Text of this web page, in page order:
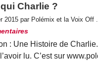
qui Charlie ?
2015 par Polémix et la Voix Off
: Une Histoire de
lu. C’est sur